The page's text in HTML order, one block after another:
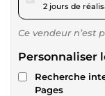
2 jours de
Ce vendeur n’est
Personnaliser
Recherche
Pages